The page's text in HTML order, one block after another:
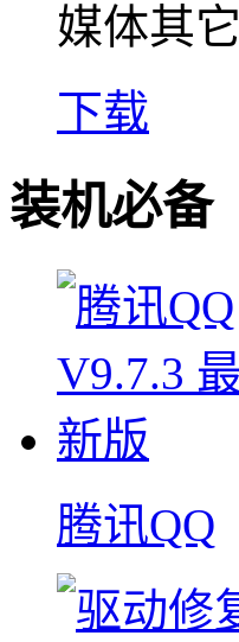
媒体其它
下载
装机必备
腾讯QQ